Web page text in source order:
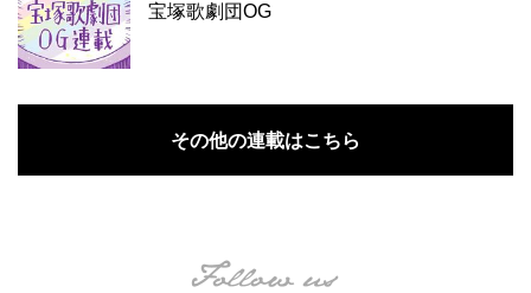
宝塚歌劇団OG
その他の連載はこちら